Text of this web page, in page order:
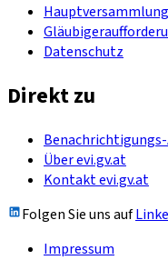
Datenschutz
Direkt zu
Über evi.gv.at
Kontakt evi.gv.at
Folgen Sie uns auf
Impressum